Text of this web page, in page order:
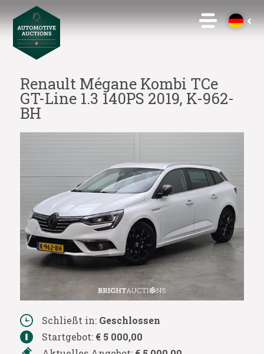
Renault Mégane Kombi TCe
GT-Line 1.3 140PS 2019, K-962-
BH
Schließt in: Geschlossen
Startgebot: € 5 000,00